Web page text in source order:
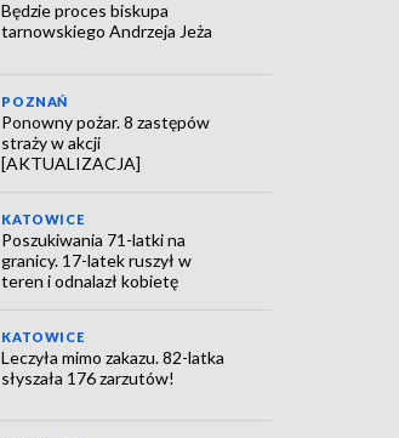
Będzie proces biskupa
tarnowskiego Andrzeja Jeża
POZNAŃ
Ponowny pożar. 8 zastępów
straży w akcji
[AKTUALIZACJA]
KATOWICE
Poszukiwania 71-latki na
granicy. 17-latek ruszył w
teren i odnalazł kobietę
KATOWICE
Leczyła mimo zakazu. 82-latka
słyszała 176 zarzutów!